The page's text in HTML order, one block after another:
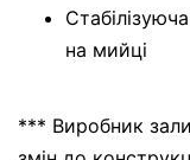
на мийці
*** Виробник